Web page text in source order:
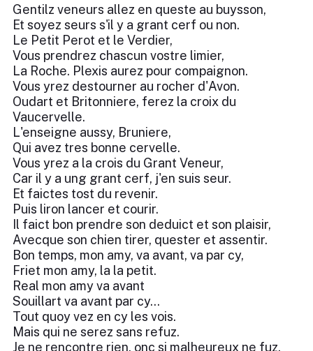
Gentilz veneurs allez en queste au buysson,
Et soyez seurs s'il y a grant cerf ou non.
Le Petit Perot et le Verdier,
Vous prendrez chascun vostre limier,
La Roche. Plexis aurez pour compaignon.
Vous yrez destourner au rocher d'Avon.
Oudart et Britonniere, ferez la croix du
Vaucervelle.
L'enseigne aussy, Bruniere,
Qui avez tres bonne cervelle.
Vous yrez a la crois du Grant Veneur,
Car il y a ung grant cerf, j'en suis seur.
Et faictes tost du revenir.
Puis liron lancer et courir.
Il faict bon prendre son deduict et son plaisir,
Avecque son chien tirer, quester et assentir.
Bon temps, mon amy, va avant, va par cy,
Friet mon amy, la la petit.
Real mon amy va avant
Souillart va avant par cy...
Tout quoy vez en cy les vois.
Mais qui ne serez sans refuz.
Je ne rencontre rien, onc si malheureux ne fuz.